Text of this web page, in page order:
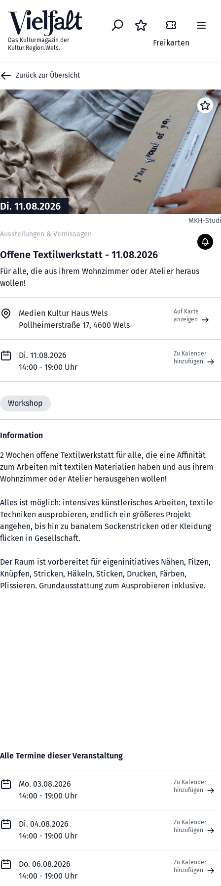
Das Kulturmagazin der
Kultur.Region.Wels.
Freikarten
Zurück zur Übersicht
Di. 11.08.2026
MKH-
Ausstellungen & Vernissagen
Offene Textilwerkstatt - 11.08.2026
Für alle, die aus ihrem Wohnzimmer oder Atelier heraus
wollen!
Medien Kultur Haus Wels
Pollheimerstraße 17, 4600 Wels
Auf Karte
anzeigen
Di. 11.08.2026
14:00 - 19:00 Uhr
Zu Kalender
hinzufügen
Workshop
Information
2 Wochen offene Textilwerkstatt für alle, die eine Affinität
zum Arbeiten mit textilen Materialien haben und aus ihrem
Wohnzimmer oder Atelier herausgehen wollen!
Alles ist möglich: intensives künstlerisches Arbeiten, textile
Techniken ausprobieren, endlich ein größeres Projekt
angehen, bis hin zu banalem Sockenstricken oder Kleidung
flicken in Gesellschaft.
Der Raum ist vorbereitet für eigeninitiatives Nähen, Filzen,
Knüpfen, Stricken, Häkeln, Sticken, Drucken, Färben,
Plissieren. Grundausstattung zum Ausprobieren inklusive.
Alle Termine dieser Veranstaltung
Mo. 03.08.2026
14:00 - 19:00 Uhr
Zu Kalender
hinzufügen
Di. 04.08.2026
14:00 - 19:00 Uhr
Zu Kalender
hinzufügen
Do. 06.08.2026
14:00 - 19:00 Uhr
Zu Kalender
hinzufügen